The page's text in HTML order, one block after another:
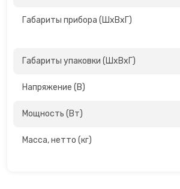
Габариты прибора (ШхВхГ)
Габариты упаковки (ШхВхГ)
Напряжение (В)
Мощность (Вт)
Масса, нетто (кг)
Сахарная вата
Соковыжималки
Су-вид